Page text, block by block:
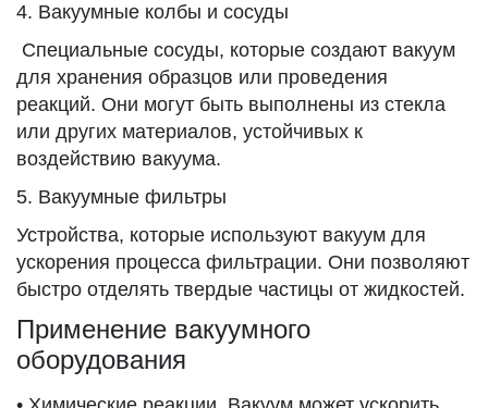
4. Вакуумные колбы и сосуды
Специальные сосуды, которые создают вакуум
для хранения образцов или проведения
реакций. Они могут быть выполнены из стекла
или других материалов, устойчивых к
воздействию вакуума.
5. Вакуумные фильтры
Устройства, которые используют вакуум для
ускорения процесса фильтрации. Они позволяют
быстро отделять твердые частицы от жидкостей.
Применение вакуумного
оборудования